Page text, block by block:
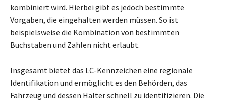
kombiniert wird. Hierbei gibt es jedoch bestimmte
Vorgaben, die eingehalten werden müssen. So ist
beispielsweise die Kombination von bestimmten
Buchstaben und Zahlen nicht erlaubt.
Insgesamt bietet das LC-Kennzeichen eine regionale
Identifikation und ermöglicht es den Behörden, das
Fahrzeug und dessen Halter schnell zu identifizieren. Die